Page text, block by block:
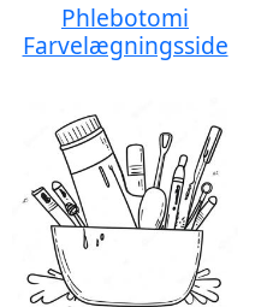
Phlebotomi
Farvelægningsside